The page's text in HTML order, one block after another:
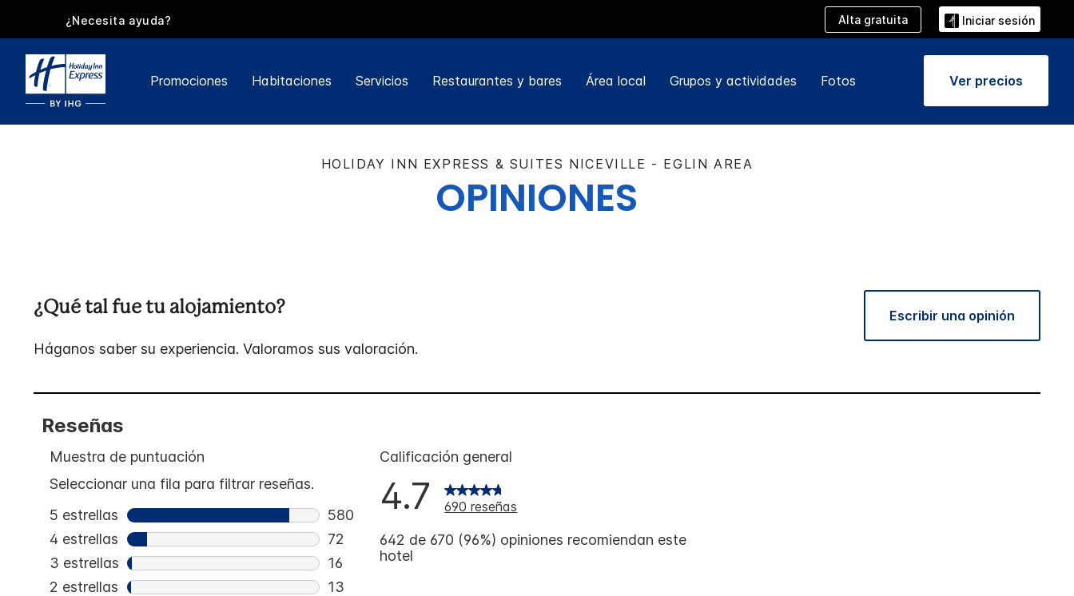
¿Necesita ayuda? Alta gratuita Iniciar sesión
Promociones Habitaciones Servicios Restaurantes y bares Área local Grupos y actividades Fotos Ver precios
HOLIDAY INN EXPRESS & SUITES NICEVILLE - EGLIN AREA
OPINIONES
¿Qué tal fue tu alojamiento?
Háganos saber su experiencia. Valoramos sus valoración.
Escribir una opinión